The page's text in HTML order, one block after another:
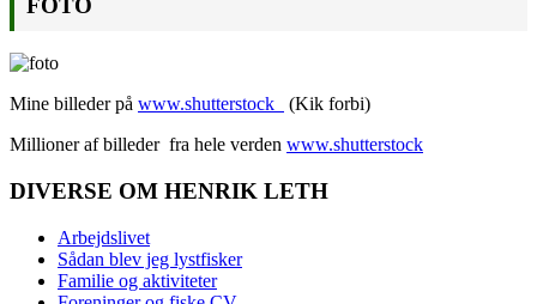
FOTO
Mine billeder på www.shutterstock
(Kik forbi)
Millioner af billeder fra hele verden www.shutterstock
DIVERSE OM HENRIK LETH
Arbejdslivet
Sådan blev jeg lystfisker
Familie og aktiviteter